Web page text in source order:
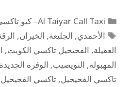
Al Taiyar Call Taxi– كيو تاكسي
الأحمدي, الجليعة, الخيران,
العقيلة, الفحيحيل تاكسي الكويت,
المهبولة, النويصيب, الوفرة الجديدة
تاكسي الفحيحيل, تاكسي الفحيحيل 55862525